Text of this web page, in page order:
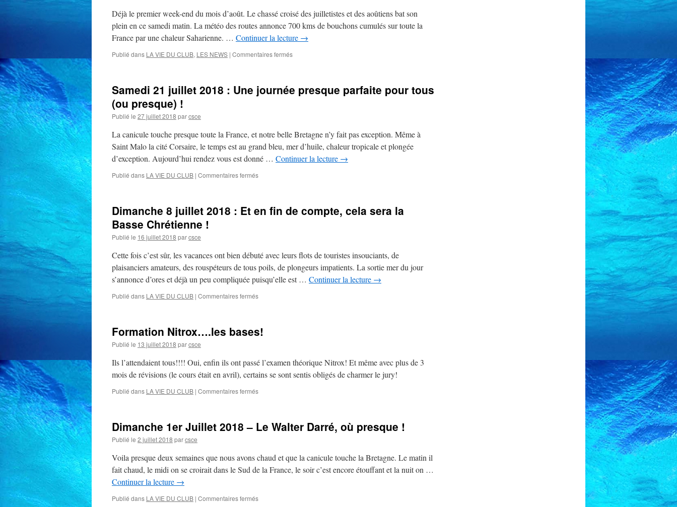
vient
le
de
Nord
Ouest
Déjà le premier week-end du mois d’août. Le chassé croisé des juilletistes et des aoûtiens bat son
plein en ce samedi matin. La météo des routes annonce 700 kms de bouchons cumulés sur toute la
France par une chaleur Saharienne. … Continuer la lecture →
Publié dans LA VIE DU CLUB, LES NEWS | Commentaires ferméssur
2018,
La
les
oranges,
pressés
!
Samedi 21 juillet 2018 : Une journée presque parfaite pour tous
(ou presque) !
Publié le 27 juillet 2018 parcsce
La canicule touche presque toute la France, et notre belle Bretagne n’y fait pas exception. Même à
Saint Malo la cité Corsaire, le temps est au grand bleu, mer d’huile, chaleur tropicale et plongée
d’exception. Aujourd’hui rendez vous est donné … Continuer la lecture →
Publié dans LA VIE DU CLUB | Commentaires ferméssur
2018
parfaite
pour
tous
(ou
Dimanche 8 juillet 2018 : Et en fin de compte, cela sera la
Basse Chrétienne !
Publié le 16 juillet 2018 parcsce
Cette fois c’est sûr, les vacances ont bien débuté avec leurs flots de touristes insouciants, de
plaisanciers amateurs, des rouspéteurs de tous poils, de plongeurs impatients. La sortie mer du jour
s’annonce d’ores et déjà un peu compliquée puisqu’elle est … Continuer la lecture →
Publié dans LA VIE DU CLUB | Commentaires ferméssur
2018
en
fin
de
cela
Basse
Chrétienne
Formation Nitrox….les bases!
Publié le 13 juillet 2018 parcsce
Ils l’attendaient tous!!!! Oui, enfin ils ont passé l’examen théorique Nitrox! Et même avec plus de 3
mois de révisions (le cours était en avril), certains se sont sentis obligés de charmer le jury!
Publié dans LA VIE DU CLUB | Commentaires ferméssur
Dimanche 1er Juillet 2018 – Le Walter Darré, où presque !
Publié le 2 juillet 2018 parcsce
Voila presque deux semaines que nous avons chaud et que la canicule touche la Bretagne. Le matin il
fait chaud, le midi on se croirait dans le Sud de la France, le soir c’est encore étouffant et la nuit on …
Continuer la lecture →
Publié dans LA VIE DU CLUB | Commentaires ferméssur